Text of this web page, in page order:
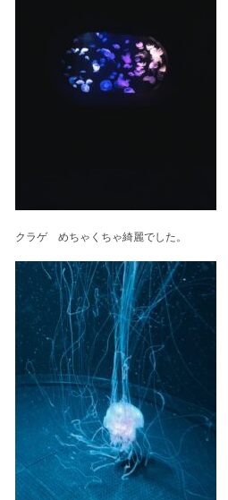
クラゲ めちゃくちゃ綺麗でした。